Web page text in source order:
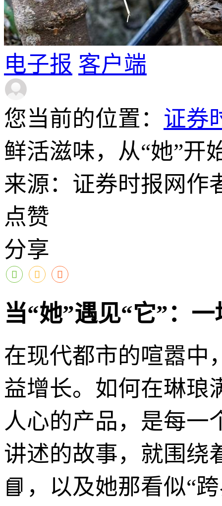
电子报 客户端
您当前的位置： 证券
鲜活滋味，从“她”开
来源：证券时报网作
点赞
分享
当“她”遇见“它”：
在现代都市的喧嚣中
益增长。如何在琳琅
人心的产品，是每一
讲述的故事，就围绕
📘，以及她那看似“